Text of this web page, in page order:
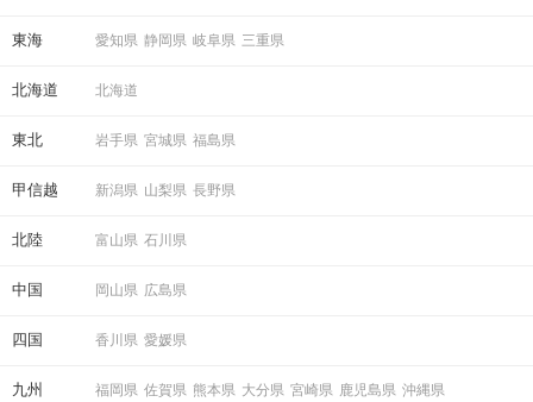
東海 愛知県 静岡県 岐阜県 三重県
北海道 北海道
東北 岩手県 宮城県 福島県
甲信越 新潟県 山梨県 長野県
北陸 富山県 石川県
中国 岡山県 広島県
四国 香川県 愛媛県
九州
福岡県 佐賀県 熊本県 大分県 宮崎県 鹿児島県 沖縄県